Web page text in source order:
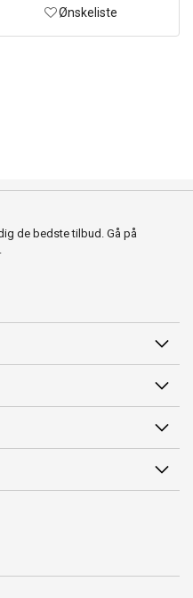
Ønskeliste
de bedste tilbud. Gå på